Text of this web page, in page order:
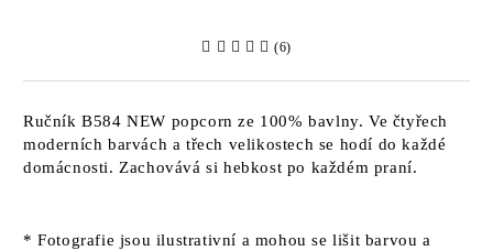
(6)
Ručník B584 NEW popcorn ze 100% bavlny. Ve čtyřech
moderních barvách a třech velikostech se hodí do každé
domácnosti. Zachovává si hebkost po každém praní.
* Fotografie jsou ilustrativní a mohou se lišit barvou a